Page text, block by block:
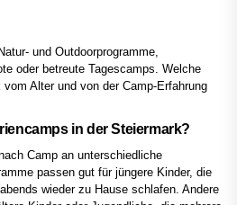
und Outdoorprogramme,
oder betreute Tagescamps. Welche
Alter und von der Camp-Erfahrung
in der Steiermark?
Camp an unterschiedliche
passen gut für jüngere Kinder, die
wieder zu Hause schlafen. Andere